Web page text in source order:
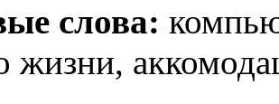
слова:
жизни,